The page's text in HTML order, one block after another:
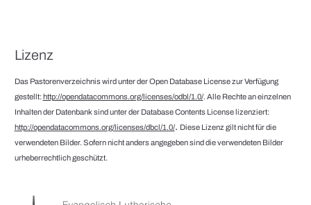
Lizenz
Das Pastorenverzeichnis wird unter der Open Database License zur Verfügung
gestellt:http://opendatacommons.org/licenses/odbl/1.0/. Alle Rechte an einzelnen
Inhalten der Datenbank sind unter der Database Contents License lizenziert:
http://opendatacommons.org/licenses/dbcl/1.0/. Diese Lizenz gilt nicht für die
verwendeten Bilder. Sofern nicht anders angegeben sind die verwendeten Bilder
urheberrechtlich geschützt.